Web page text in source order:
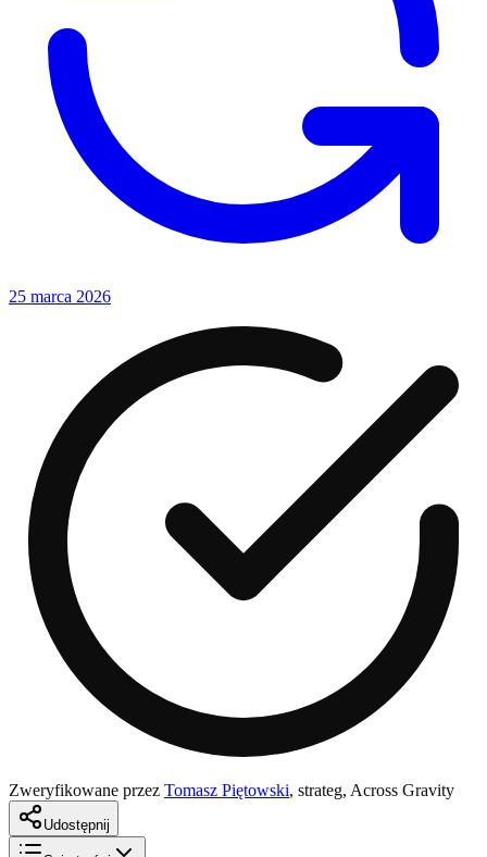
25 marca 2026
Zweryfikowane przez Tomasz Piętowski, strateg, Across Gravity
Udostępnij